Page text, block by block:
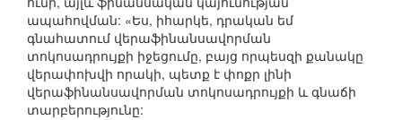
ապահովման: «Ես, իհարկե, դրական եմ
գնահատում վերաֆինանսավորման
տոկոսադրույքի իջեցումը, բայց որպեսզի քանակը
վերափոխվի որակի, պետք է փոքր լինի
վերաֆինանսավորման տոկոսադրույքի և գնաճի
տարբերությունը: